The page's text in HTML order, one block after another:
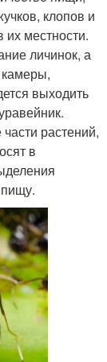
клопов и
местности.
личинок, а
выходить
растений,
в